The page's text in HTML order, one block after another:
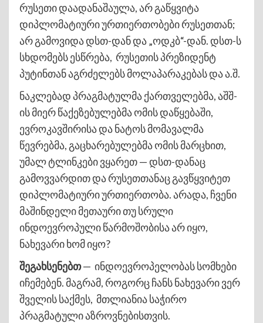
რუსეთი დაადანაშაულა, არ გაწყვიტა
დიპლომატიური ურთიერთობები რუსეთთან;
არ გამოვიდა დსთ-დან და „ოდკბ“-დან. დსთ-ს
სხდომებს ესწრება, რუსეთის პრეზიდენტ
პუტინთან აგრძელებს მოლაპარაკებას და ა.შ.
ნაკლებად პრაგმატულმა ქართველებმა, აშშ-
ის მიერ წაქეზებულებმა ომის დაწყებაში,
ევროკავშირისა და ნატოს მომავალმა
წევრებმა, გაცხარებულებმა ომის მარცხით,
უმალ ტლინკები ვყარეთ — დსთ-დანაც
გამოვვარდით და რუსეთთანაც გავწყვიტეთ
დიპლომატიური ურთიერთობა. არადა, ჩვენი
მაშინდელი მეთაური თუ სრული
ინდოევროპული წარმოშობისა არ იყო,
ნახევარი ხომ იყო?
შეგახსენებთ— ინდოევროპელობას სომხები
იჩემებენ. მაგრამ, როგორც ჩანს ნახევარი ვერ
შველის საქმეს, მთლიანია საჭირო
პრაგმატული აზროვნებისთვის.